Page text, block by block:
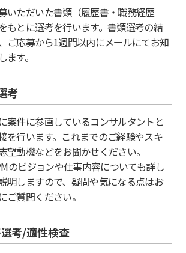
いただいた書類（履歴書・職務経歴
もとに選考を行います。書類選考の結
ご応募から1週間以内にメールにてお知
ます。
考
案件に参画しているコンサルタントと
を行います。これまでのご経験やスキ
望動機などをお聞かせください。
のビジョンや仕事内容についても詳し
明しますので、疑問や気になる点はお
ご質問ください。
考/適性検査